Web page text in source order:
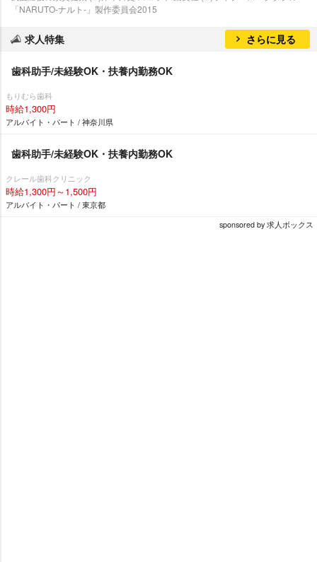
「NARUTO-ナルト-」製作委員会2015
求人特集 さらに見る
歯科助手/未経験OK・扶養内勤務OK
もりむら歯科
時給1,300円
アルバイト・パート / 神奈川県
歯科助手/未経験OK・扶養内勤務OK
クレール歯科クリニック
時給1,300円～1,500円
アルバイト・パート / 東京都
sponsored by 求人ボックス